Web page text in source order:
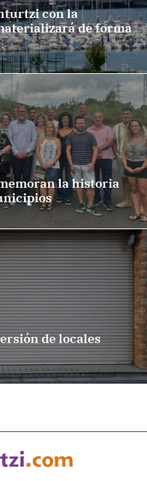
con la
de forma
la historia
de locales